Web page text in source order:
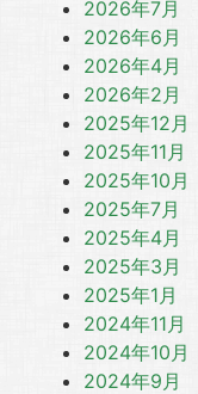
2026年7月
2026年6月
2026年4月
2026年2月
2025年12月
2025年11月
2025年10月
2025年7月
2025年4月
2025年3月
2025年1月
2024年11月
2024年10月
2024年9月